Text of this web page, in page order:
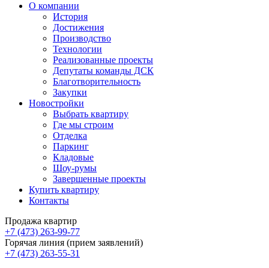
О компании
История
Достижения
Производство
Технологии
Реализованные проекты
Депутаты команды ДСК
Благотворительность
Закупки
Новостройки
Выбрать квартиру
Где мы строим
Отделка
Паркинг
Кладовые
Шоу-румы
Завершенные проекты
Купить квартиру
Контакты
Продажа квартир
+7 (473) 263-99-77
Горячая линия (прием заявлений)
+7 (473) 263-55-31